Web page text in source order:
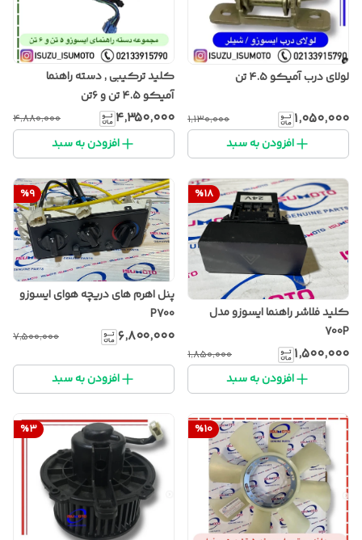
لولای درب آمیکو ۴.۵ تن
۱٬۰۵۰٬۰۰۰ ۱٬۱۳۰٬۰۰۰
افزودن به سبد
کلید ترکیبی , دسته راهنما
آمیکو ۴.۵ تن و ۶تن
۴٬۳۵۰٬۰۰۰ ۴٬۸۸۰٬۰۰۰
افزودن به سبد
%18
کلید فلاشر راهنما ایسوزو مدل
700P
۱٬۵۰۰٬۰۰۰ ۱٬۸۵۰٬۰۰۰
افزودن به سبد
%9
پنل اهرم های دریچه هوای ایسوزو
P700
۶٬۸۰۰٬۰۰۰ ۷٬۵۰۰٬۰۰۰
افزودن به سبد
%10
%3